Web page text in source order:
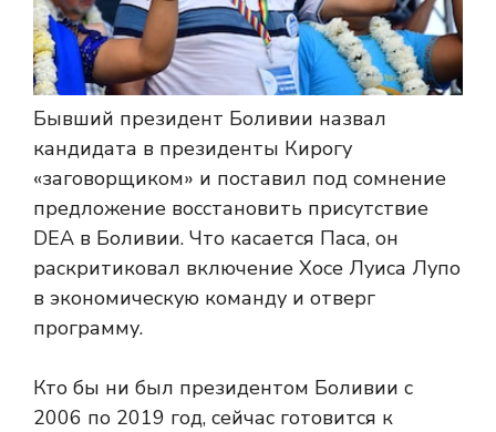
Бывший президент Боливии назвал
кандидата в президенты Кирогу
«заговорщиком» и поставил под сомнение
предложение восстановить присутствие
DEA в Боливии. Что касается Паса, он
раскритиковал включение Хосе Луиса Лупо
в экономическую команду и отверг
программу.
Кто бы ни был президентом Боливии с
2006 по 2019 год, сейчас готовится к